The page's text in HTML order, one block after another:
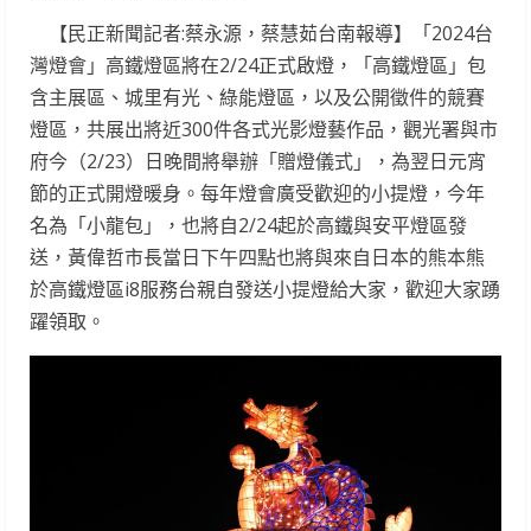
【民正新聞記者:蔡永源，蔡慧茹台南報導】「2024台
灣燈會」高鐵燈區將在2/24正式啟燈，「高鐵燈區」包
含主展區、城里有光、綠能燈區，以及公開徵件的競賽
燈區，共展出將近300件各式光影燈藝作品，觀光署與市
府今（2/23）日晚間將舉辦「贈燈儀式」，為翌日元宵
節的正式開燈暖身。每年燈會廣受歡迎的小提燈，今年
名為「小龍包」，也將自2/24起於高鐵與安平燈區發
送，黃偉哲市長當日下午四點也將與來自日本的熊本熊
於高鐵燈區i8服務台親自發送小提燈給大家，歡迎大家踴
躍領取。